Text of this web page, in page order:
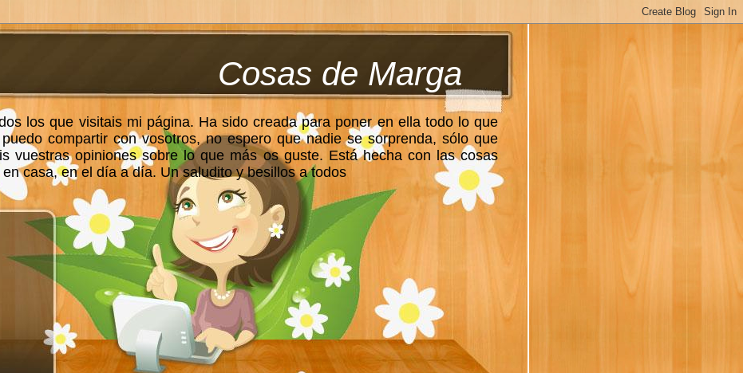
Cosas de Marga
los que visitais mi página. Ha sido creada para poner en ella todo lo que
compartir con vosotros, no espero que nadie se sorprenda, sólo que
vuestras opiniones sobre lo que más os guste. Está hecha con las cosas
casa, en el día a día. Un saludito y besillos a todos